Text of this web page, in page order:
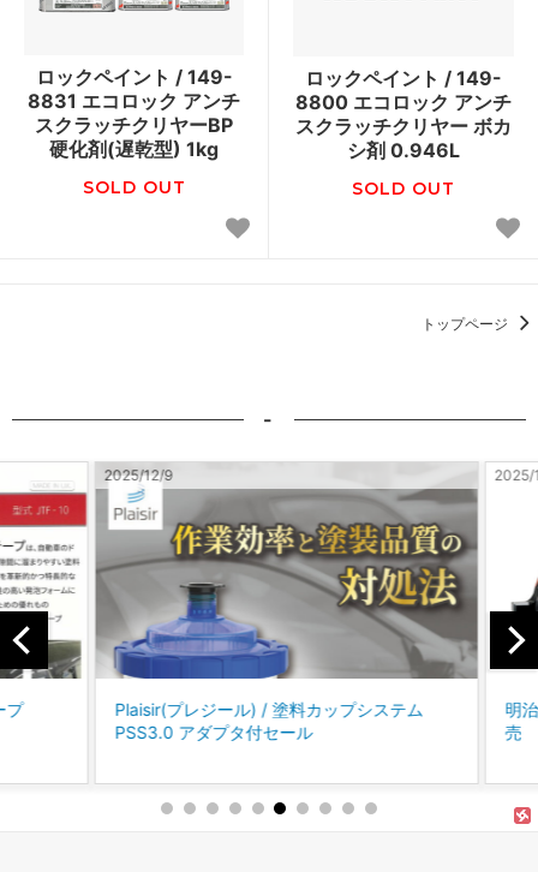
ロックペイント / 149-
8831 エコロック アンチ
スクラッチクリヤーBP
硬化剤(遅乾型) 1kg
SOLD OUT
ロックペイント / 149-
8800 エコロック アンチ
スクラッチクリヤー ボカ
シ剤 0.946L
SOLD OUT
トップページ
-
2025/12/9
Plaisir(プレジール) / 塗料カップシステム
PSS3.0 アダプタ付セール
2025/
明治
売